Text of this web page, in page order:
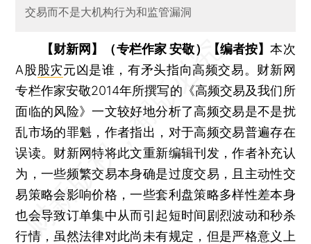
交易而不是大机构行为和监管漏洞
【财新网】（专栏作家 安敬） 【编者按】本次
A股股灾元凶是谁，有矛头指向高频交易。财新网
专栏作家安敬2014年所撰写的《高频交易及我们所
面临的风险》一文较好地分析了高频交易是不是扰
乱市场的罪魁，作者指出，对于高频交易普遍存在
误读。财新网特将此文重新编辑刊发，作者补充认
为，一些频繁交易本身确是过度交易，且主动性交
易策略会影响价格，一些套利盘策略多样性差本身
也会导致订单集中从而引起短时间剧烈波动和秒杀
行情，虽然法律对此尚未有规定，但是严格意义上